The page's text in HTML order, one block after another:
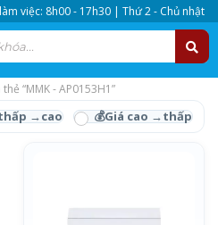
việc: 8h00 - 17h30 | Thứ 2 - Chủ nhật
“MMK - AP0153H1”